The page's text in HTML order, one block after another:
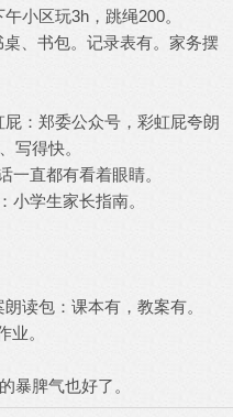
小区玩3h，跳绳200。
、书包。记录表有。家务摆
：郑委公众号，彩虹屁夸朗
写得快。
一直都有看着眼睛。
小学生家长指南。
读包：课本有，教案有。
业。
暴脾气也好了。